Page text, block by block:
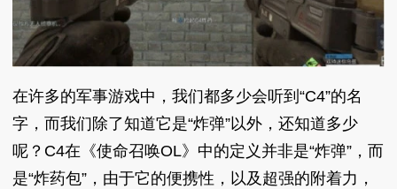
在许多的军事游戏中，我们都多少会听到“C4”的名
字，而我们除了知道它是“炸弹”以外，还知道多少
呢？C4在《使命召唤OL》中的定义并非是“炸弹”，而
是“炸药包”，由于它的便携性，以及超强的附着力，